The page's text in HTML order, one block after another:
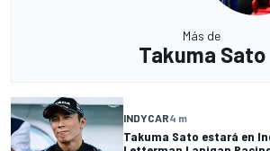
Más de
Takuma Sato
INDYCAR4 m
Takuma Sato estará en